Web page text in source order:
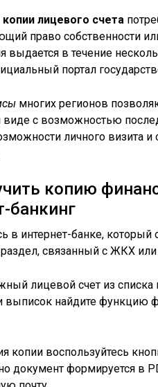
лицевого счета
право собственности
выдается в течение
портал
многих регионов
виде с возможностью
личного визита
копию
банкинг
в интернет-банке,
связанный с ЖКХ
лицевой счет из
выписок найдите функцию
копии воспользуйтесь
документ формируется в